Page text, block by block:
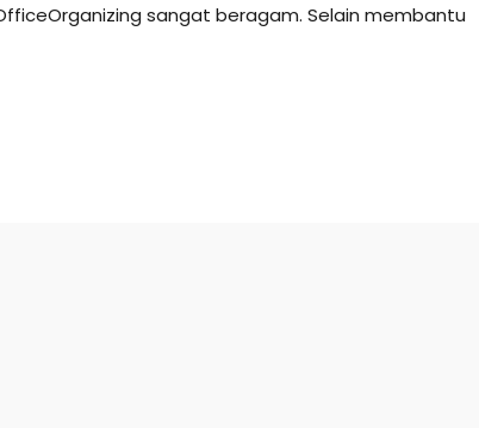
sangat beragam. Selain membantu